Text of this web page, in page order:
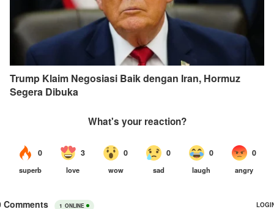
Trump Klaim Negosiasi Baik dengan Iran, Hormuz
Segera Dibuka